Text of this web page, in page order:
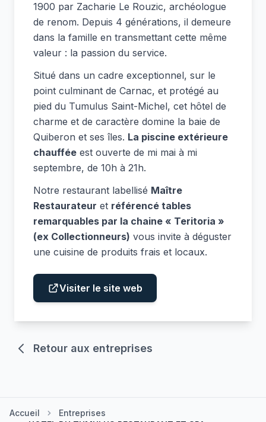
1900 par Zacharie Le Rouzic, archéologue
de renom. Depuis 4 générations, il demeure
dans la famille en transmettant cette même
valeur : la passion du service.
Situé dans un cadre exceptionnel, sur le
point culminant de Carnac, et protégé au
pied du Tumulus Saint-Michel, cet hôtel de
charme et de caractère domine la baie de
Quiberon et ses îles. La piscine extérieure
chauffée est ouverte de mi mai à mi
septembre, de 10h à 21h.
Notre restaurant labellisé Maître
Restaurateur et référencé tables
remarquables par la chaine « Teritoria »
(ex Collectionneurs) vous invite à déguster
une cuisine de produits frais et locaux.
Visiter le site web
Retour aux entreprises
Accueil
Entreprises